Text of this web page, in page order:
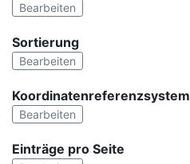
Bearbeiten
Sortierung
Bearbeiten
Koordinatenreferenzsystem
Bearbeiten
Einträge pro Seite